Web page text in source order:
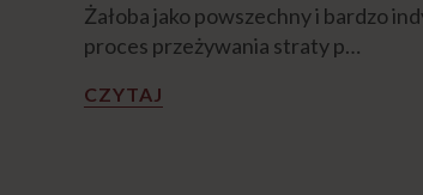
Żałoba jako powszechny i bardzo
proces przeżywania straty p…
CZYTAJ